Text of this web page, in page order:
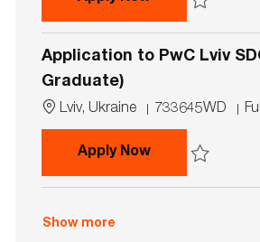
p
e
Application to PwC Lviv
Graduate)
L
o
t
o
Lviv, Ukraine
J
o
d
733645WD
J
Apply NowApplication to
Show more